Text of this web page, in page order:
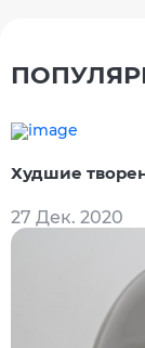
Худшие
27 Дек. 2020